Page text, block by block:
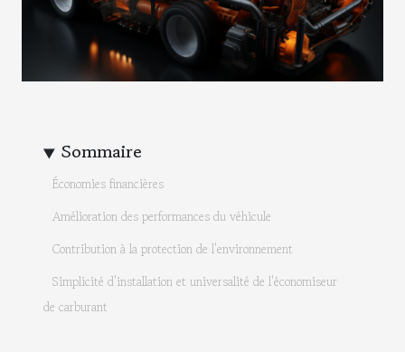
Sommaire
Économies financières
Amélioration des performances du véhicule
Contribution à la protection de l'environnement
Simplicité d'installation et universalité de l'économiseur
de carburant